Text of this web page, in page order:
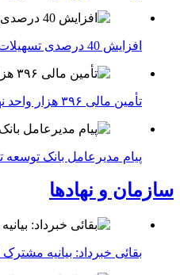
افزایش 40 درصدی تسهیلات بانک توسعه صادرات ایران برای بخش های تولید، صادرات و دانش بنیان ها
تأمین مالی ۳۹۶ هزار واحد نهضت ملی توسط بانک مسکن
پیام مدیرعامل بانک توسعه تعاون به مناسبت
سازمان و نهادها
بقائی خبرداد: بیانیه